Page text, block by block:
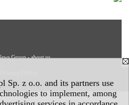
Sp. z o.o. and its partners use
to implement, among
Group - about us